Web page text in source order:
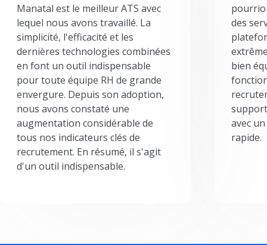
Manatal est le meilleur ATS avec
lequel nous avons travaillé. La
simplicité, l'efficacité et les
dernières technologies combinées
en font un outil indispensable
pour toute équipe RH de grande
envergure. Depuis son adoption,
nous avons constaté une
augmentation considérable de
tous nos indicateurs clés de
recrutement. En résumé, il s'agit
d'un outil indispensable.
des
bien
avec
rapide.